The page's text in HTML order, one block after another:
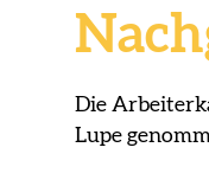
Die
Lupe